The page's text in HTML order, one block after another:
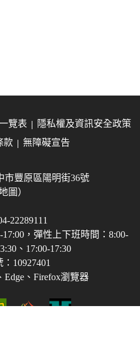
覽表
隱私權及資訊安全政策
款
無障礙宣告
市豐原區陽明街36號
圖）
22289111
17:00，彈性上下班時間：8:00-
、17:00-17:30
10927401
Edge、Firefox瀏覽器